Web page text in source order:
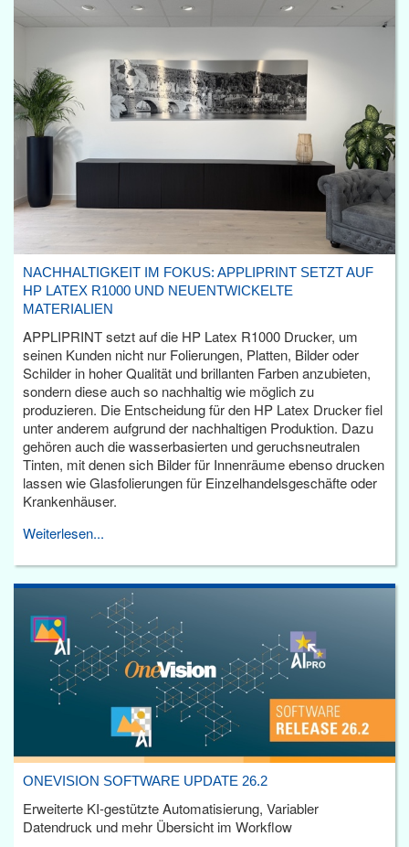
NACHHALTIGKEIT IM FOKUS: APPLIPRINT SETZT AUF
HP LATEX R1000 UND NEUENTWICKELTE
MATERIALIEN
APPLIPRINT setzt auf die HP Latex R1000 Drucker, um
seinen Kunden nicht nur Folierungen, Platten, Bilder oder
Schilder in hoher Qualität und brillanten Farben anzubieten,
sondern diese auch so nachhaltig wie möglich zu
produzieren. Die Entscheidung für den HP Latex Drucker fiel
unter anderem aufgrund der nachhaltigen Produktion. Dazu
gehören auch die wasserbasierten und geruchsneutralen
Tinten, mit denen sich Bilder für Innenräume ebenso drucken
lassen wie Glasfolierungen für Einzelhandelsgeschäfte oder
Krankenhäuser.
Weiterlesen...
ONEVISION SOFTWARE UPDATE 26.2
Erweiterte KI-gestützte Automatisierung, Variabler
Datendruck und mehr Übersicht im Workflow